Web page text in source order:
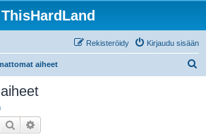
ThisHardLand
Kirjaudu sisään
Rekisteröidy
aiheet
Etsi